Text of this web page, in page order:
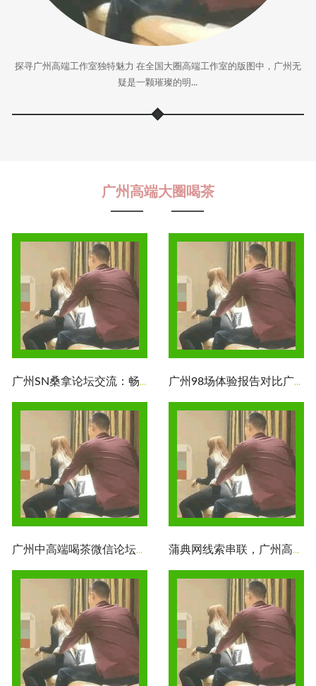
探寻广州高端工作室独特魅力 在全国大圈高端工作室的版图中，广州无
疑是一颗璀璨的明...
广州高端大圈喝茶
广州SN桑拿论坛交流：畅谈SN桑拿的种种魅力 广州98场体验报告对比广州98场部长联系方式：夜场服务体验报
广州中高端喝茶微信论坛：品茶工作室2025最新资源与预约方式 蒲典网线索串联，广州高端喝茶工作室的独特之处